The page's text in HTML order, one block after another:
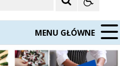
MENU GŁÓWNE